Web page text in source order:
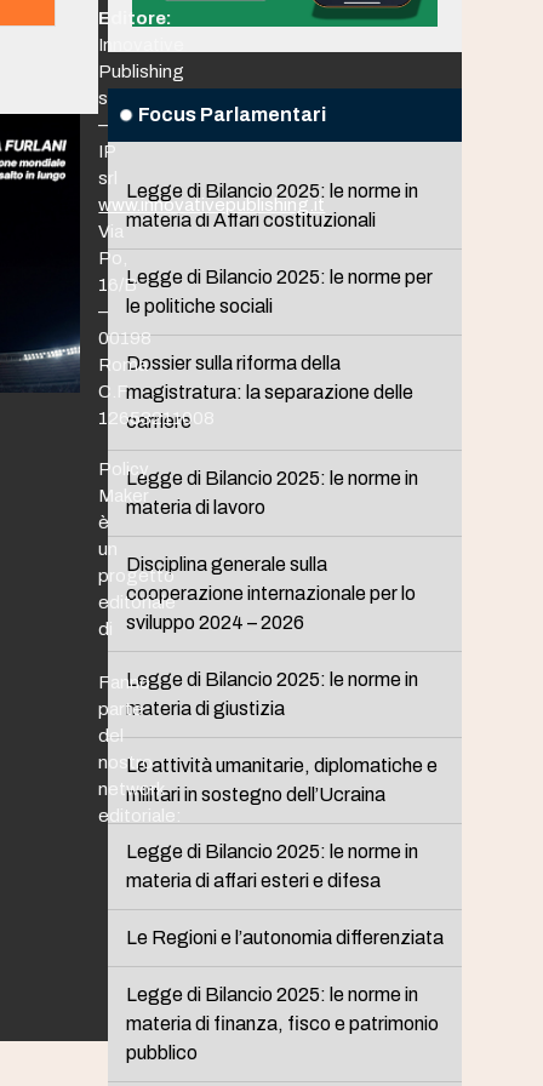
Focus Parlamentari
Legge di Bilancio 2025: le norme in
materia di Affari costituzionali
Legge di Bilancio 2025: le norme per
le politiche sociali
Dossier sulla riforma della
magistratura: la separazione delle
carriere
Legge di Bilancio 2025: le norme in
materia di lavoro
Disciplina generale sulla
cooperazione internazionale per lo
sviluppo 2024 – 2026
Legge di Bilancio 2025: le norme in
materia di giustizia
Le attività umanitarie, diplomatiche e
militari in sostegno dell’Ucraina
Legge di Bilancio 2025: le norme in
materia di affari esteri e difesa
Le Regioni e l’autonomia differenziata
Legge di Bilancio 2025: le norme in
materia di finanza, fisco e patrimonio
pubblico
Editore:
Innovative
Publishing
srl
–
IP
srl
www.innovativepublishing.it
Via
Po,
16/B
–
00198
Roma
C.F.
12653211008
Policy
Maker
è
un
progetto
editoriale
di
Fanno
parte
del
nostro
network
editoriale: